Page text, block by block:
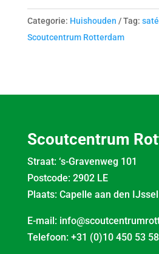
Categorie: Huishouden Tag:
Scoutcentrum Rotterdam
Scoutcentrum
Straat: ‘s-Gravenweg 101
Postcode: 2902 LE
Plaats: Capelle aan den IJssel
E-mail:
Telefoon: +31 (0)10 450 53 58